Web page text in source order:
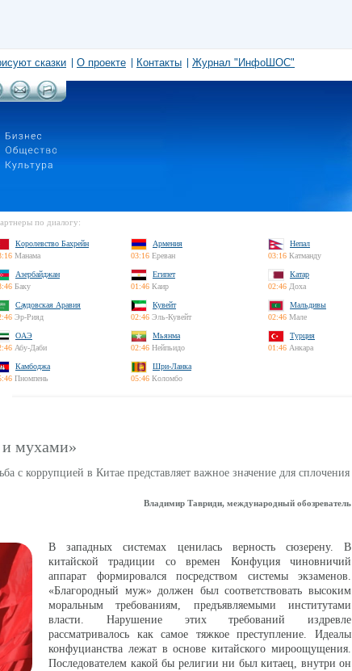
сказки О проекте Контакты Журнал "ИнфоШОС"
по диалогу:
Королевство Бахрейн
Манама
Армения
03:16 Ереван
Непал
03:16 Катманду
Азербайджан
Баку
Египет
01:46 Каир
Катар
02:46 Доха
Саудовская Аравия
Эр-Рияд
Кувейт
02:46 Эль-Кувейт
Мальдивы
02:46 Мале
ОАЭ
Абу-Даби
Мьянма
02:46 Нейпьидо
Турция
01:46 Анкара
Камбоджа
Пномпень
Шри-Ланка
05:46 Коломбо
мухами»
с коррупцией в Китае представляет важное значение для сплочения
Владимир Тавриди, международный обозреватель
В западных системах ценилась верность сюзерену. В
китайской традиции со времен Конфуция чиновничий
аппарат формировался посредством системы экзаменов.
«Благородный муж» должен был соответствовать высоким
моральным требованиям, предъявляемыми институтами
власти. Нарушение этих требований издревле
рассматривалось как самое тяжкое преступление. Идеалы
конфуцианства лежат в основе китайского мироощущения.
Последователем какой бы религии ни был китаец, внутри он